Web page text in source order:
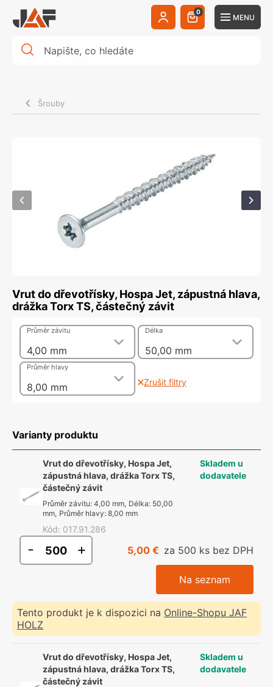
0
MENU
Šrouby
Vrut do dřevotřísky, Hospa Jet, zápustná hlava,
drážka Torx TS, částečný závit
4,00 mm
Průměr závitu
50,00 mm
Délka
8,00 mm
Průměr hlavy
Zrušit filtry
Varianty produktu
Vrut do dřevotřísky, Hospa Jet,
zápustná hlava, drážka Torx TS,
částečný závit
Průměr závitu:4,00 mm, Délka: 50,00
mm, Průměr hlavy:8,00 mm
Kód: 017.91.286
Skladem u
dodavatele
- + 5,00 € za 500 ks bez DPH
Na seznam
Tento produkt je k dispozici na Online-Shopu JAF
HOLZ
Vrut do dřevotřísky, Hospa Jet,
zápustná hlava, drážka Torx TS,
částečný závit
Skladem u
dodavatele